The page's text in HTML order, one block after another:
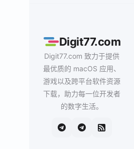
Digit77.com
Digit77.com 致力于提供
最优质的 macOS 应用、
游戏以及跨平台软件资源
下载，助力每一位开发者
的数字生活。